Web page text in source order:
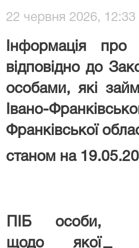
22 червня 2026, 12:33
Інформація про
відповідно до
особами, які
Івано-
Франківської
станом на
ПІБ особи,
щодо якої